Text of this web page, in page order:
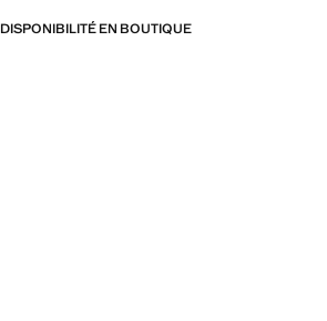
DISPONIBILITÉ EN BOUTIQUE